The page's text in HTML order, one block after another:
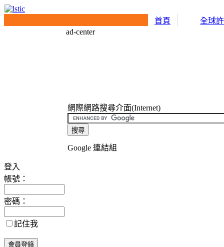
首頁 全球
登入
帳號：
密碼：
記住我
ad-center
網際網路搜尋介面(Internet)
Google 連結組